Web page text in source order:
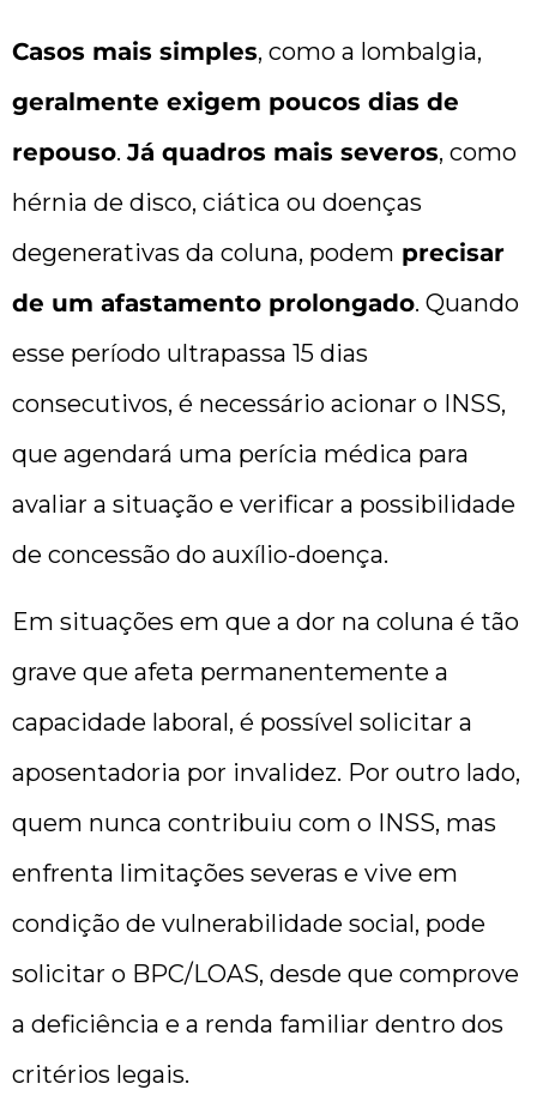
Casos mais simples, como a lombalgia,
geralmente exigem poucos dias de
repouso.Já quadros mais severos, como
hérnia de disco, ciática ou doenças
degenerativas da coluna, podem precisar
de um afastamento prolongado. Quando
esse período ultrapassa 15 dias
consecutivos, é necessário acionar o INSS,
que agendará uma perícia médica para
avaliar a situação e verificar a possibilidade
de concessão do auxílio-doença.
Em situações em que a dor na coluna é tão
grave que afeta permanentemente a
capacidade laboral, é possível solicitar a
aposentadoria por invalidez. Por outro lado,
quem nunca contribuiu com o INSS, mas
enfrenta limitações severas e vive em
condição de vulnerabilidade social, pode
solicitar o BPC/LOAS, desde que comprove
a deficiência e a renda familiar dentro dos
critérios legais.